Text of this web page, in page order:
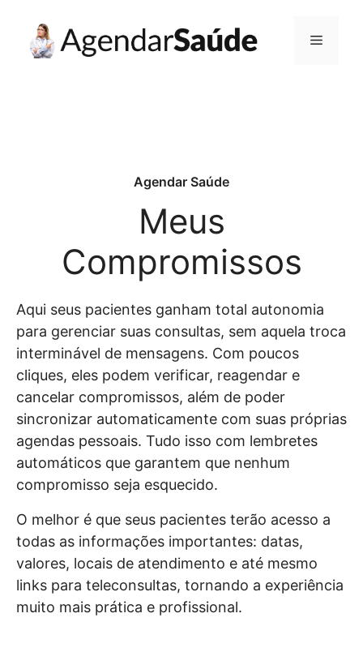
Menu
Agendar Saúde
Meus
Compromissos
Aqui seus pacientes ganham total autonomia
para gerenciar suas consultas, sem aquela troca
interminável de mensagens. Com poucos
cliques, eles podem verificar, reagendar e
cancelar compromissos, além de poder
sincronizar automaticamente com suas próprias
agendas pessoais. Tudo isso com lembretes
automáticos que garantem que nenhum
compromisso seja esquecido.
O melhor é que seus pacientes terão acesso a
todas as informações importantes: datas,
valores, locais de atendimento e até mesmo
links para teleconsultas, tornando a experiência
muito mais prática e profissional.